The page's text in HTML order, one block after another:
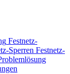
Festnetz-
Sperren Festnetz-